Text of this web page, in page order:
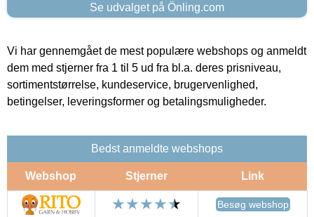
Se udvalget på Önling.com
Vi har gennemgået de mest populære webshops og anmeldt
dem med stjerner fra 1 til 5 ud fra bl.a. deres prisniveau,
sortimentstørrelse, kundeservice, brugervenlighed,
betingelser, leveringsformer og betalingsmuligheder.
Bedst anmeldte webshops
Webshop Stjerner Link
Besøg webshop